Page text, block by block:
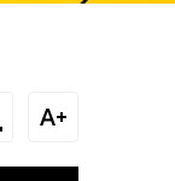
text_increase